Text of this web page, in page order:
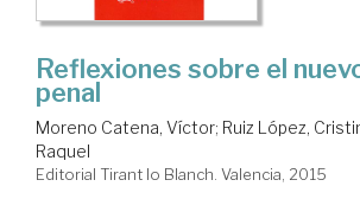
Reflexiones sobre el
penal
Moreno Catena, Víctor; Ruiz López,
Raquel
Editorial Tirant lo Blanch. Valencia, 2015